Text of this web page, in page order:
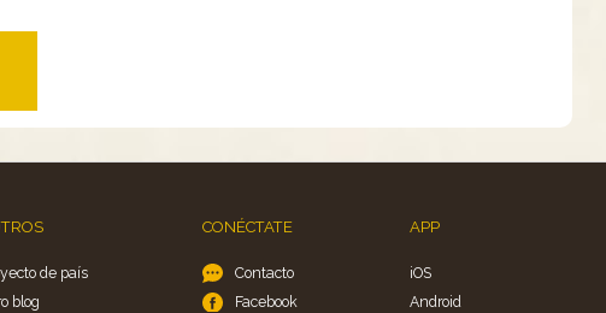
de país
blog
CONÉCTATE
Contacto
Facebook
APP
iOS
Android